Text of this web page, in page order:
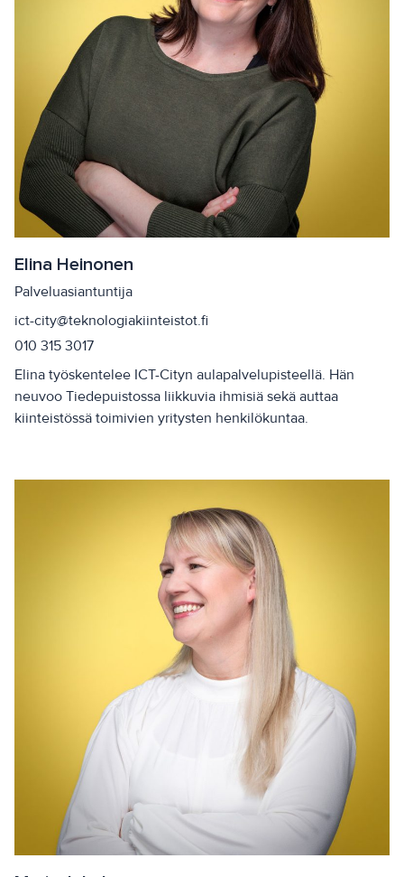
Elina Heinonen
Palveluasiantuntija
ict-city@teknologiakiinteistot.fi
010 315 3017
Elina työskentelee ICT-Cityn aulapalvelupisteellä. Hän
neuvoo Tiedepuistossa liikkuvia ihmisiä sekä auttaa
kiinteistössä toimivien yritysten henkilökuntaa.